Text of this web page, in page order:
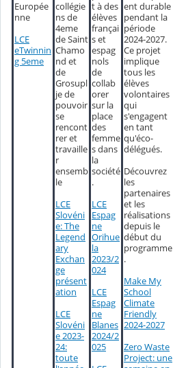
Europée
nne
LCE
eTwinnin
g 5eme
collégie
ns de
4eme
de Saint
Chamo
nd et
de
Grosupl
je de
pouvoir
se
rencont
rer et
travaille
r
ensemb
le
LCE
Slovéni
e: The
Legend
ary
Exchan
ge
présent
ation
LCE
Slovéni
e 2023-
24:
toute
t à des
élèves
françai
s et
espag
nols
de
collab
orer
sur la
place
des
femme
s dans
la
société
.
LCE
Espag
ne
Orihue
la
2023/2
024
LCE
Espag
ne
Blanes
2024/2
025
ent durable
pendant la
période
2024-2027.
Ce projet
implique
tous les
élèves
volontaires
qui
s'engagent
en tant
qu'éco-
délégués.
Découvrez
les
partenaires
et les
réalisations
depuis le
début du
programme
.
Make My
School
Climate
Friendly
2024-2027
Zero Waste
Project: une